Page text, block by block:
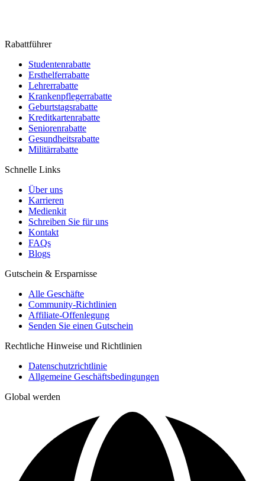
Rabattführer
Studentenrabatte
Ersthelferrabatte
Lehrerrabatte
Krankenpflegerrabatte
Geburtstagsrabatte
Kreditkartenrabatte
Seniorenrabatte
Gesundheitsrabatte
Militärrabatte
Schnelle Links
Über uns
Karrieren
Medienkit
Schreiben Sie für uns
Kontakt
FAQs
Blogs
Gutschein & Ersparnisse
Alle Geschäfte
Community-Richtlinien
Affiliate-Offenlegung
Senden Sie einen Gutschein
Rechtliche Hinweise und Richtlinien
Datenschutzrichtlinie
Allgemeine Geschäftsbedingungen
Global werden